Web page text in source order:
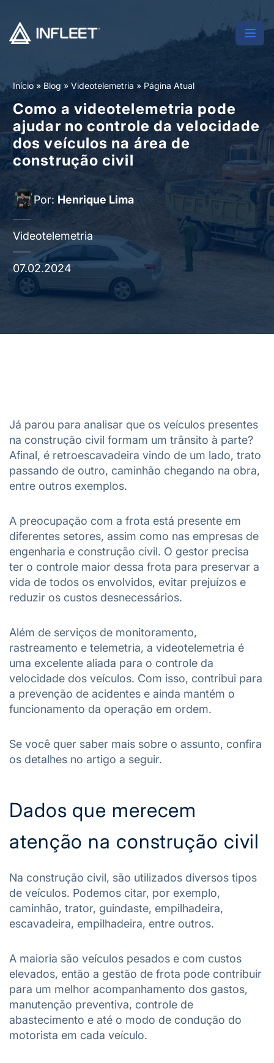
Início » Blog » Videotelemetria » Página Atual
Como a videotelemetria pode
ajudar no controle da velocidade
dos veículos na área de
construção civil
Por: Henrique Lima
Videotelemetria
07.02.2024
Já parou para analisar que os veículos presentes
na construção civil formam um trânsito à parte?
Afinal, é retroescavadeira vindo de um lado, trato
passando de outro, caminhão chegando na obra,
entre outros exemplos.
A preocupação com a frota está presente em
diferentes setores, assim como nas empresas de
engenharia e construção civil. O gestor precisa
ter o controle maior dessa frota para preservar a
vida de todos os envolvidos, evitar prejuízos e
reduzir os custos desnecessários.
Além de serviços de monitoramento,
rastreamento e telemetria, a videotelemetria é
uma excelente aliada para o controle da
velocidade dos veículos. Com isso, contribui para
a prevenção de acidentes e ainda mantém o
funcionamento da operação em ordem.
Se você quer saber mais sobre o assunto, confira
os detalhes no artigo a seguir.
Dados que merecem
atenção na construção civil
Na construção civil, são utilizados diversos tipos
de veículos. Podemos citar, por exemplo,
caminhão, trator, guindaste, empilhadeira,
escavadeira, empilhadeira, entre outros.
A maioria são veículos pesados e com custos
elevados, então a gestão de frota pode contribuir
para um melhor acompanhamento dos gastos,
manutenção preventiva, controle de
abastecimento e até o modo de condução do
motorista em cada veículo.